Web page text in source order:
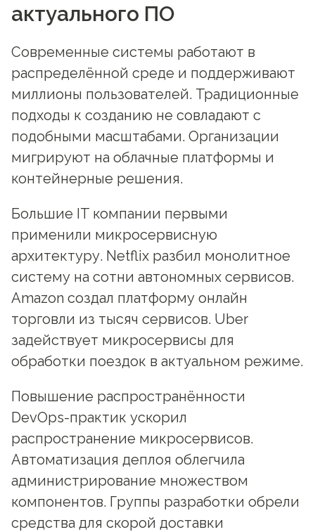
актуального ПО
Современные системы работают в
распределённой среде и поддерживают
миллионы пользователей. Традиционные
подходы к созданию не совладают с
подобными масштабами. Организации
мигрируют на облачные платформы и
контейнерные решения.
Большие IT компании первыми
применили микросервисную
архитектуру. Netflix разбил монолитное
систему на сотни автономных сервисов.
Amazon создал платформу онлайн
торговли из тысяч сервисов. Uber
задействует микросервисы для
обработки поездок в актуальном режиме.
Повышение распространённости
DevOps-практик ускорил
распространение микросервисов.
Автоматизация деплоя облегчила
администрирование множеством
компонентов. Группы разработки обрели
средства для скорой доставки